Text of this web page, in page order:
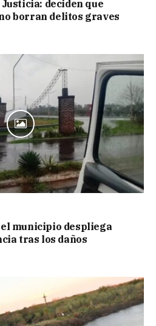
deciden que
borran delitos graves
municipio despliega
tras los daños